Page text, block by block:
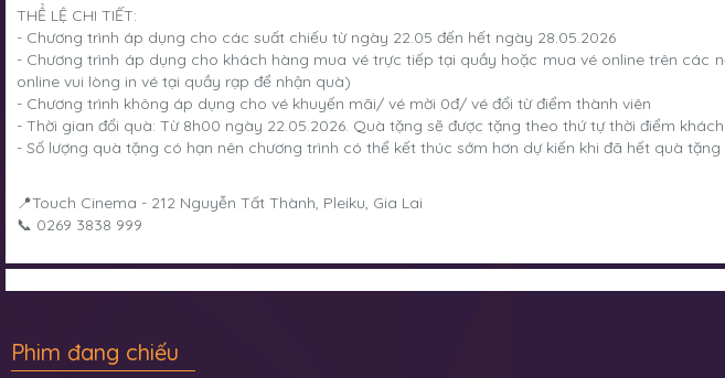
THỂ LỆ CHI TIẾT:
- Chương trình áp dụng cho các suất chiếu từ ngày 22.05 đến hết ngày 28.05.2026
- Chương trình áp dụng cho khách hàng mua vé trực tiếp tại quầy hoặc mua vé online trên
online vui lòng in vé tại quầy rạp để nhận quà)
- Chương trình không áp dụng cho vé khuyến mãi/ vé mời 0đ/ vé đổi từ điểm thành viên
- Thời gian đổi quà: Từ 8h00 ngày 22.05.2026. Quà tặng sẽ được tặng theo thứ tự thời điểm
- Số lượng quà tặng có hạn nên chương trình có thể kết thúc sớm hơn dự kiến khi đã hết quà tặng
📍Touch Cinema - 212 Nguyễn Tất Thành, Pleiku, Gia Lai
📞 0269 3838 999
Phim đang chiếu